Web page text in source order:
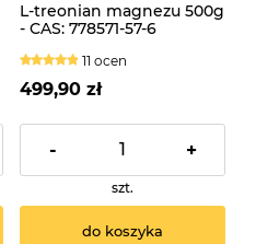
L-treonian magnezu 500g
- CAS: 778571-57-6
11 ocen
499,90 zł
- +
szt.
do koszyka